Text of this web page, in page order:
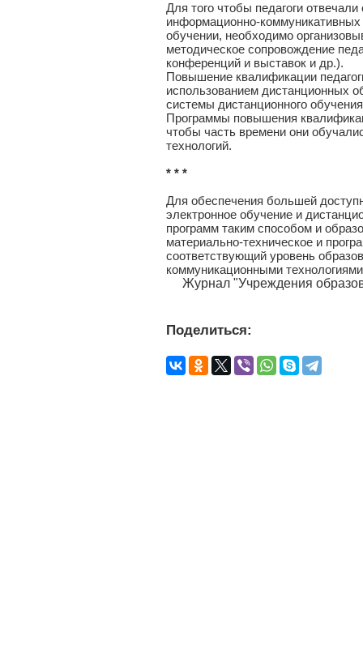
Для того чтобы педагоги
информационно-
обучении, необходимо
методическое сопровождение
конференций и выставок и др.).
Повышение квалификации
использованием дистанционных
системы дистанционного
Программы повышения
чтобы часть времени они
технологий.
* * *
Для обеспечения большей
электронное обучение и
программ таким способом и
материально-техническое и
соответствующий уровень
коммуникационными
Журнал "Учреждения
Поделиться: